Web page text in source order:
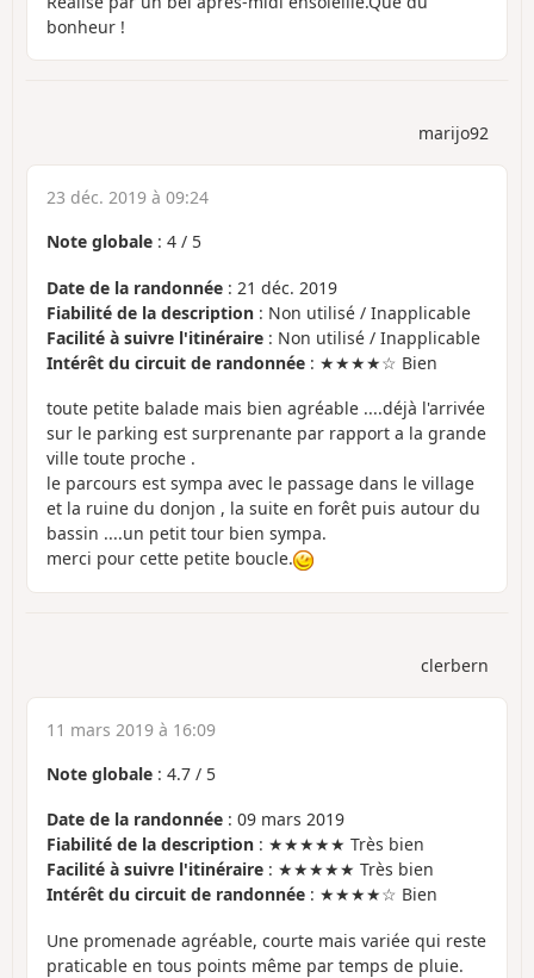
bonheur !
marijo92
23 déc. 2019 à 09:24
Note globale : 4 / 5
Date de la randonnée : 21 déc. 2019
Fiabilité de la description : Non utilisé / Inapplicable
Facilité à suivre l'itinéraire : Non utilisé / Inapplicable
Intérêt du circuit de randonnée : ★★★★☆ Bien
toute petite balade mais bien agréable ....déjà l'arrivée
sur le parking est surprenante par rapport a la grande
ville toute proche .
le parcours est sympa avec le passage dans le village
et la ruine du donjon , la suite en forêt puis autour du
bassin ....un petit tour bien sympa.
merci pour cette petite boucle.
clerbern
11 mars 2019 à 16:09
Note globale : 4.7 / 5
Date de la randonnée : 09 mars 2019
Fiabilité de la description : ★★★★★ Très bien
Facilité à suivre l'itinéraire : ★★★★★ Très bien
Intérêt du circuit de randonnée : ★★★★☆ Bien
Une promenade agréable, courte mais variée qui reste
praticable en tous points même par temps de pluie.